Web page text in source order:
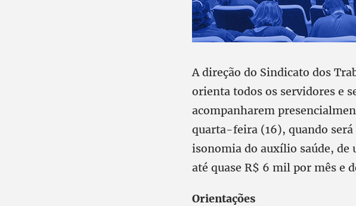
A direção do Sindicato dos
orienta todos os servidores e
acompanharem
quarta-feira (16), quando será
isonomia do auxílio saúde, de
até quase R$ 6 mil por mês e
Orientações